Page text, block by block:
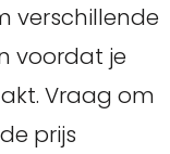
verschillende
voordat je
Vraag om
prijs